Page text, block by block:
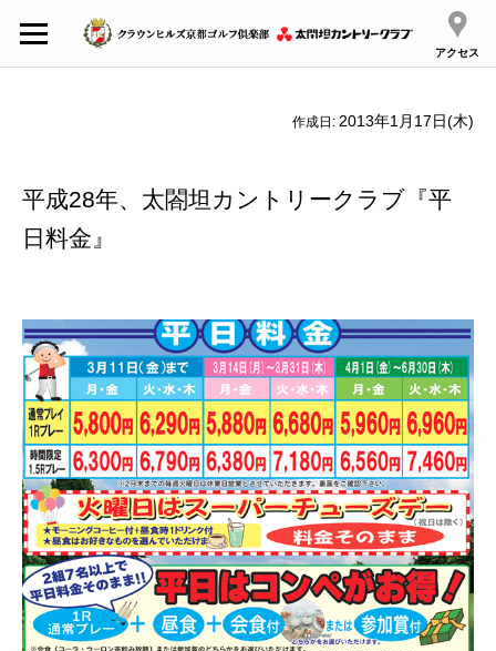
アクセス
作成日: 2013年1月17日(木)
平成28年、太閤坦カントリークラブ『平
日料金』